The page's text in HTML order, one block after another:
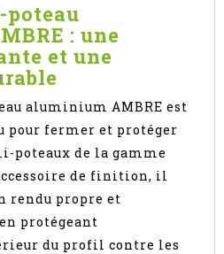
poteau
: une
et une
aluminium AMBRE est
pour fermer et protéger
poteaux de la gamme
de finition, il
rendu propre et
protégeant
du profil contre les